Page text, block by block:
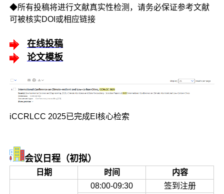
◆所有投稿将进行文献真实性检测，请务必保证参考文献
可被核实DOI或相应链接
在线投稿
论文模板
iCCRLCC 2025已完成EI核心检索
会议日程（初拟）
日期 时间 内容
08:00-09:30
签到注册